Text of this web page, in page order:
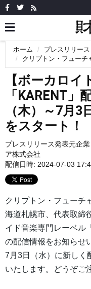
ホーム
プレスリリース
クリプトン・フューチ
【ボーカロ
「KARENT」
（木）～7月
をスタート！
プレスリリース発表元企業
ア株式会社
配信日時: 2024-07-03
クリプトン・フューチ
海道札幌市、代表取締
イド音楽専門レーベル
の配信情報をお知らせ
7月3日（水）に新しく
いたします。どうぞご